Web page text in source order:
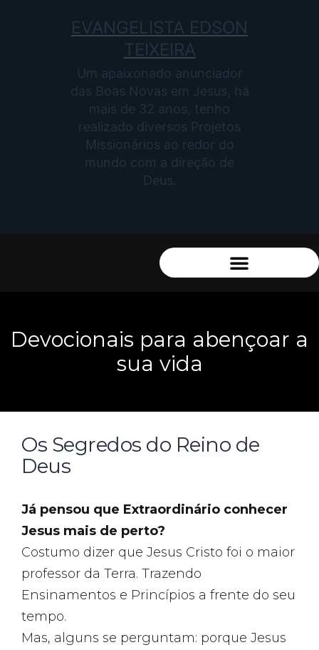
EVANGELISTA EDSON
TEIXEIRA
Um apaixonado anunciador
das Boas Novas em Jesus, há
mais de 32 anos, tenho
realizado diversos Projetos
Missionários ao redor do
mundo com a direção de
Deus.
Devocionais para abençoar a
sua vida
Os Segredos do Reino de
Deus
Já pensou que Extraordinário conhecer
Jesus mais de perto?
Costumo dizer que Jesus Cristo foi o maior
professor da Terra. Trazendo
Ensinamentos e Princípios a frente do seu
tempo.
Mas, alguns se perguntam: porque Jesus